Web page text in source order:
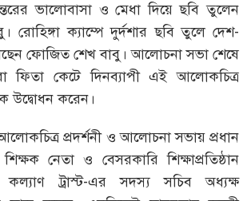
ভালোবাসা ও মেধা দিয়ে ছবি তুলেন
রোহিঙ্গা ক্যাম্পে দুর্দশার ছবি তুলে দেশ-
ফোজিত শেখ বাবু। আলোচনা সভা শেষে
ফিতা কেটে দিনব্যাপী এই আলোকচিত্র
উদ্বোধন করেন।
আলোকচিত্র প্রদর্শনী ও আলোচনা সভায় প্রধান
নেতা ও বেসরকারি শিক্ষাপ্রতিষ্ঠান
কল্যাণ ট্রাস্ট-এর সদস্য সচিব অধ্যক্ষ